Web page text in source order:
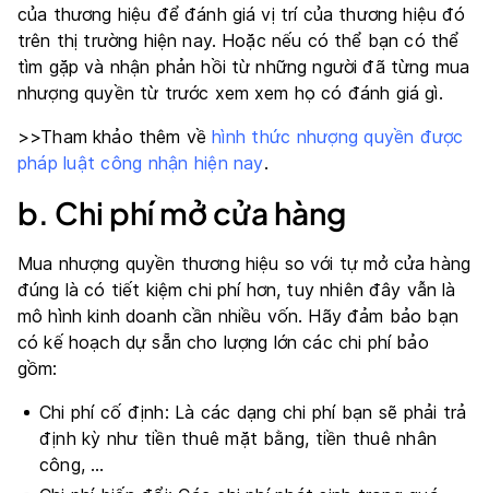
của thương hiệu để đánh giá vị trí của thương hiệu đó
trên thị trường hiện nay. Hoặc nếu có thể bạn có thể
tìm gặp và nhận phản hồi từ những người đã từng mua
nhượng quyền từ trước xem xem họ có đánh giá gì.
>>Tham khảo thêm vềhình thức nhượng quyền được
pháp luật công nhận hiện nay.
b. Chi phí mở cửa hàng
Mua nhượng quyền thương hiệu so với tự mở cửa hàng
đúng là có tiết kiệm chi phí hơn, tuy nhiên đây vẫn là
mô hình kinh doanh cần nhiều vốn. Hãy đảm bảo bạn
có kế hoạch dự sẵn cho lượng lớn các chi phí bảo
gồm:
Chi phí cố định: Là các dạng chi phí bạn sẽ phải trả
định kỳ như tiền thuê mặt bằng, tiền thuê nhân
công, …